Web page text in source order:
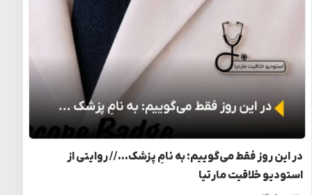
در این روز فقط می‌گوییم: به نامِ پزشک… // روایتی از
استودیو خلاقیت مارتیا